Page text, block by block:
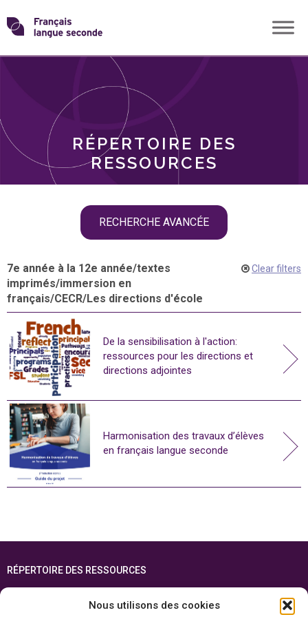
Nous utilisons des cookies
Skip
toTransformons
langue
RÉPERTOIRE DES
RESSOURCES
RECHERCHE AVANCÉE
THÈMES
7e année à la 12e année/textes
imprimés/immersion en
français/CECR/Les directions d'école
Clear filters
De la sensibilisation à l'action:
ressources pour les directions et
directions adjointes
Harmonisation des travaux d’élèves
en français langue seconde
RÉPERTOIRE DES RESSOURCES